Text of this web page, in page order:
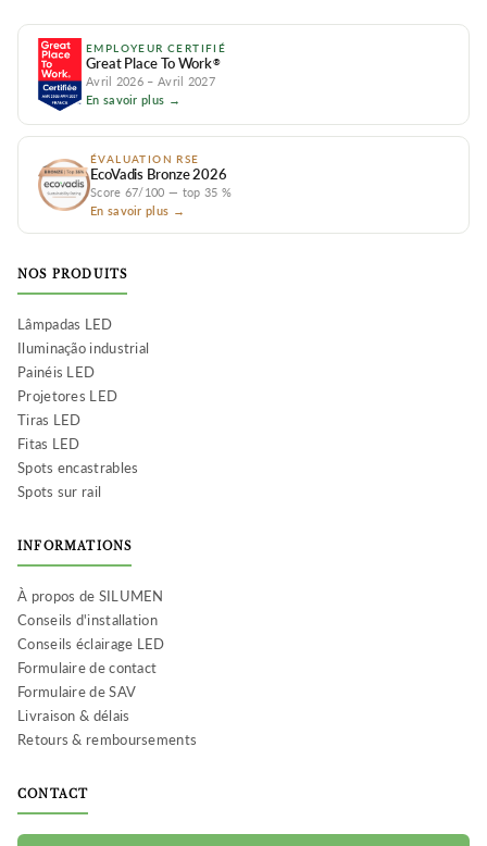
EMPLOYEUR CERTIFIÉ
Great Place To Work®
Avril 2026 – Avril 2027
En savoir plus →
ÉVALUATION RSE
EcoVadis Bronze 2026
Score 67/100 — top 35 %
En savoir plus →
NOS PRODUITS
Lâmpadas LED
Iluminação industrial
Painéis LED
Projetores LED
Tiras LED
Fitas LED
Spots encastrables
Spots sur rail
INFORMATIONS
À propos de SILUMEN
Conseils d'installation
Conseils éclairage LED
Formulaire de contact
Formulaire de SAV
Livraison & délais
Retours & remboursements
CONTACT